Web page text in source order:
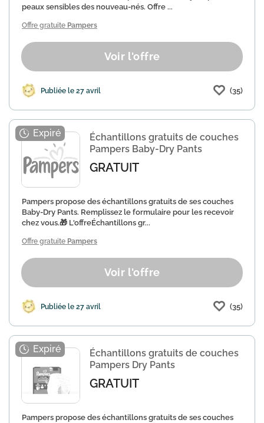
peaux sensibles des nouveau-nés. Offre ...
Offre gratuite Pampers
Voir l'offre
Publiée le 27 avril (35)
Échantillons gratuits de couches
Pampers Baby-Dry Pants
GRATUIT
Pampers propose des échantillons gratuits de ses couches
Baby-Dry Pants. Remplissez le formulaire pour les recevoir
chez vous.🎁 L'offreÉchantillons gr...
Offre gratuite Pampers
Voir l'offre
Publiée le 27 avril (35)
Échantillons gratuits de couches
Pampers Dry Pants
GRATUIT
Pampers propose des échantillons gratuits de ses couches